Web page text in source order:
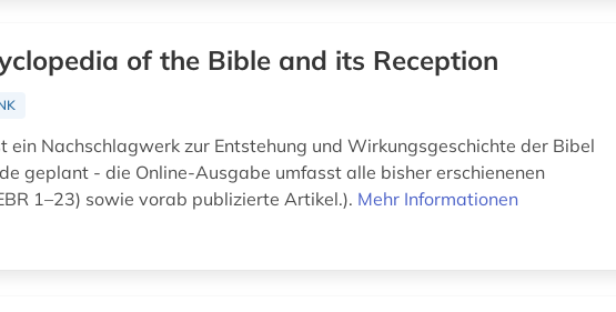
of the Bible and its Reception
ein Nachschlagwerk zur Entstehung und Wirkungsgeschichte der Bibel
geplant - die Online-Ausgabe umfasst alle bisher erschienenen
1–23) sowie vorab publizierte Artikel.). Mehr Informationen